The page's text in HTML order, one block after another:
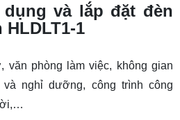
và lắp đặt đèn
HLDLT1-1
văn phòng làm việc, không gian
nghỉ dưỡng, công trình công